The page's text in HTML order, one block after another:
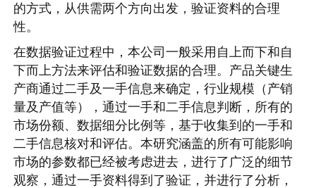
的方式，从供需两个方向出发，验证资料的合理
性。
在数据验证过程中，本公司一般采用自上而下和自
下而上方法来评估和验证数据的合理。产品关键生
产商通过二手及一手信息来确定，行业规模（产销
量及产值等），通过一手和二手信息判断，所有的
市场份额、数据细分比例等，基于收集到的一手和
二手信息核对和评估。本研究涵盖的所有可能影响
市场的参数都已经被考虑进去，进行了广泛的细节
观察，通过一手资料得到了验证，并进行了分析，